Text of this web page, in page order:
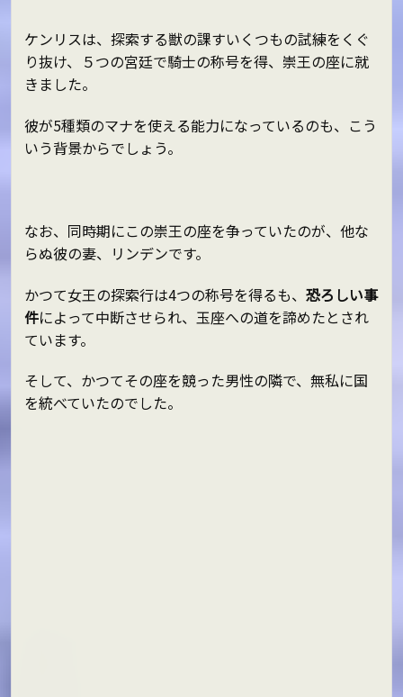
ケンリスは、探索する獣の課すいくつもの試練をくぐ
り抜け、５つの宮廷で騎士の称号を得、崇王の座に就
きました。
彼が5種類のマナを使える能力になっているのも、こう
いう背景からでしょう。
なお、同時期にこの崇王の座を争っていたのが、他な
らぬ彼の妻、リンデンです。
かつて女王の探索行は4つの称号を得るも、 恐ろしい事
件によって中断させられ、玉座への道を諦めたとされ
ています。
そして、かつてその座を競った男性の隣で、無私に国
を統べていたのでした。